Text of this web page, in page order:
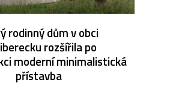
rodinný dům v obci
rozšířila po
moderní minimalistická
přístavba